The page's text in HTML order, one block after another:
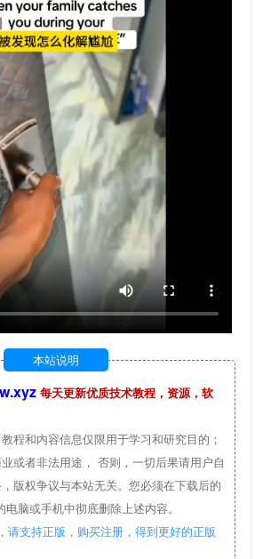
本站说明
每天更新优质技术教程，资源，软
程和内容信息仅限用于学习和研究目的；
或者非法用途， 否则，一切后果请用户自
版权争议与本站无关。您必须在下载后的
脑或手机中彻底删除上述内容。
请支持正版，购买注册，得到更好的正版